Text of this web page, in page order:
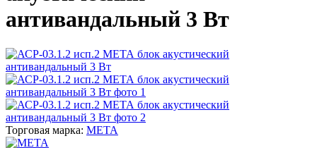
антивандальный 3 Вт
Торговая марка: МЕТА